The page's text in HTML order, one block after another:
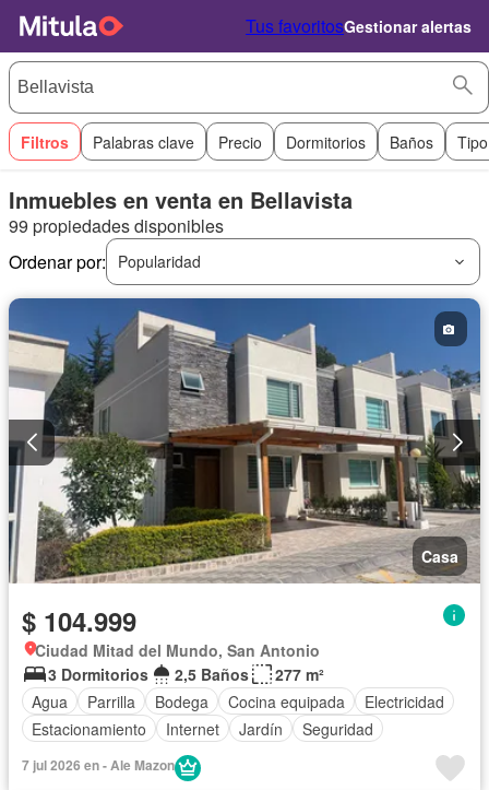
Tus favoritosGestionar alertas
Filtros Palabras clave Precio Dormitorios Baños
Inmuebles en venta en Bellavista
99 propiedades disponibles
Ordenar por:
Popularidad
Casa
$ 104.999
Ciudad Mitad del Mundo, San Antonio
3 Dormitorios
2,5 Baños
277 m²
Agua
Parrilla Bodega Cocina equipada
Electricidad
Estacionamiento
Internet Jardín Seguridad
7 jul 2026 en - Ale Mazon